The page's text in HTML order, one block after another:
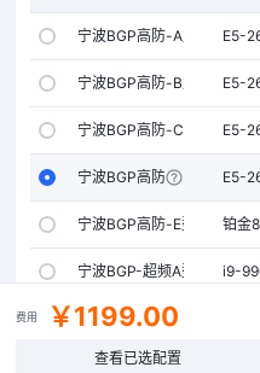
宁波BGP高防-A型 E5-
宁波BGP高防-B型 E5-
宁波BGP高防-C型 E5-
宁波BGP高防-D型 E5-
宁波BGP高防-E型 铂金
宁波BGP-超频A型 i9-
宁波BGP-超频B型
宁波BGP-超频C型 R9-
费用 ￥1199.00
查看已选配置